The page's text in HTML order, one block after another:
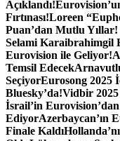
Açıklandı!
Fırtınası!Loreen
Puan’dan Mutlu Yıllar!
Selami Karaibrahimgil
Eurovision ile Geliyor!
Temsil Edecek
SeçiyorEurosong 2025
Bluesky’da!Vidbir
İsrail’in
EdiyorAzerbaycan’ın
Finale Kaldı